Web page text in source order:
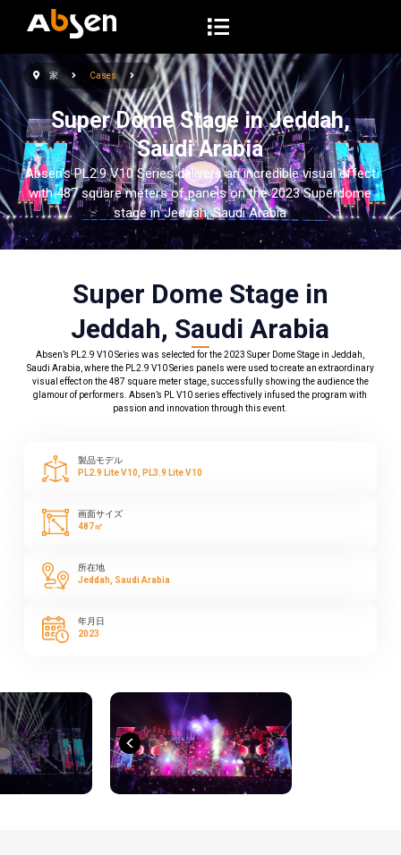
コ
テ
ン
ツ
へ
ス
キ
ッ
プ
家 Cases
Super Dome Stage in Jeddah,
Saudi Arabia
Absen’s PL2.9 V10 Series delivers an incredible visual effect
with 487 square meters of panels on the 2023 Superdome
stage in Jeddah, Saudi Arabia
Super Dome Stage in
Jeddah, Saudi Arabia
Absen’s PL2.9 V10 Series was selected for the 2023 Super Dome Stage in Jeddah,
Saudi Arabia, where the PL2.9 V10 Series panels were used to create an extraordinary
visual effect on the 487 square meter stage, successfully showing the audience the
glamour of performers. Absen’s PL V10 series effectively infused the program with
passion and innovation through this event.
製品モデル
PL2.9 Lite V10, PL3.9 Lite V10
画面サイズ
487㎡
所在地
Jeddah, Saudi Arabia
年月日
2023